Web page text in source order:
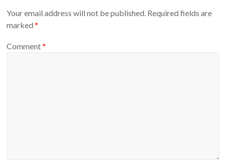
Your email address will not be published. Required fields are
marked*
Comment*